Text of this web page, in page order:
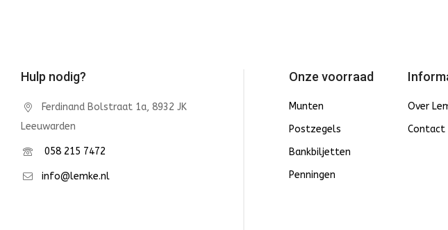
Hulp nodig?
Ferdinand Bolstraat 1a, 8932 JK
Leeuwarden
058 215 7472
info@lemke.nl
Onze voorraad
Munten
Postzegels
Bankbiljetten
Penningen
Over
Contact